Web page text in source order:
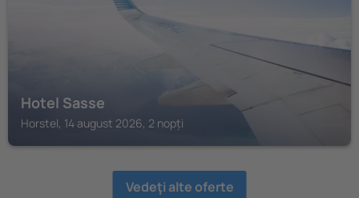
Hotel Sasse
Horstel, 14 august 2026, 2 nopți
Vedeţi alte oferte